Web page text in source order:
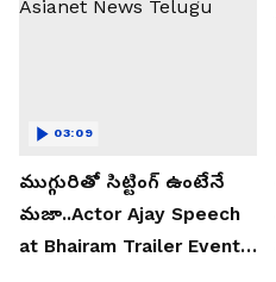
ముగ్గురితో సిట్టింగ్ ఉంటేనే
మజా..Actor Ajay Speech
at Bhairam Trailer Event |
03:09